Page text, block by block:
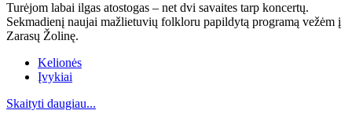
Turėjom labai ilgas atostogas – net dvi savaites tarp koncertų.
Sekmadienį naujai mažlietuvių folkloru papildytą programą vežėm į
Zarasų Žolinę.
Kelionės
Įvykiai
Skaityti daugiau...